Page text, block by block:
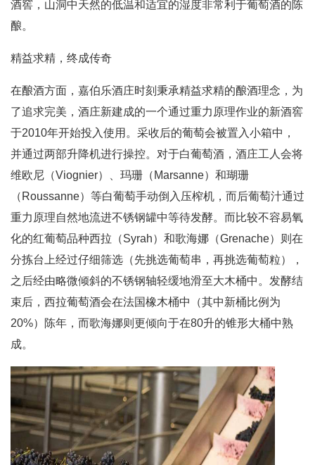
酒窖，山洞中天然的低温和适宜的湿度非常利于葡萄酒的陈
酿。
精益求精，终成传奇
在酿酒方面，嘉伯乐酒庄时刻秉承精益求精的酿酒理念，为
了追求完美，酒庄新建成的一个通过重力原理作业的新酒窖
于2010年开始投入使用。采收后的葡萄会被置入小箱中，
并通过两部升降机进行操控。对于白葡萄酒，酒庄工人会将
维欧尼（Viognier）、玛珊（Marsanne）和瑚珊
（Roussanne）等白葡萄手动倒入压榨机，而后葡萄汁通过
重力原理自然地流进不锈钢罐中等待发酵。而比较不容易氧
化的红葡萄品种西拉（Syrah）和歌海娜（Grenache）则在
分拣台上经过仔细筛选（先挑选葡萄串，再挑选葡萄粒），
之后经由略微倾斜的不锈钢轴轻缓地滑至大木桶中。发酵结
束后，西拉葡萄酒会在法国橡木桶中（其中新桶比例为
20%）陈年，而歌海娜则更倾向于在80升的锥形大桶中熟
成。